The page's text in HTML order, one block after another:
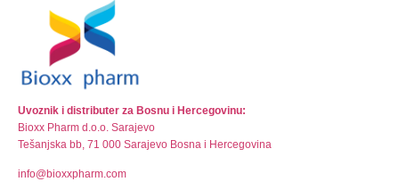
Uvoznik i distributer za Bosnu i Hercegovinu:
Bioxx Pharm d.o.o. Sarajevo
Tešanjska bb, 71 000 Sarajevo Bosna i Hercegovina
info@bioxxpharm.com